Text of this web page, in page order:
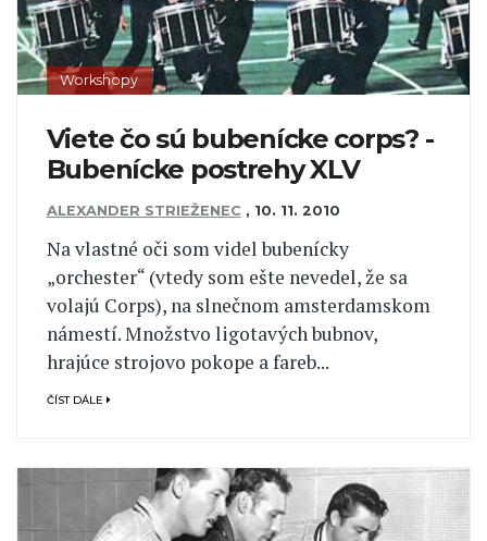
Workshopy
Viete čo sú bubenícke corps? -
Bubenícke postrehy XLV
ALEXANDER STRIEŽENEC , 10. 11. 2010
Na vlastné oči som videl bubenícky
„orchester“ (vtedy som ešte nevedel, že sa
volajú Corps), na slnečnom amsterdamskom
námestí. Množstvo ligotavých bubnov,
hrajúce strojovo pokope a fareb...
ČÍST DÁLE